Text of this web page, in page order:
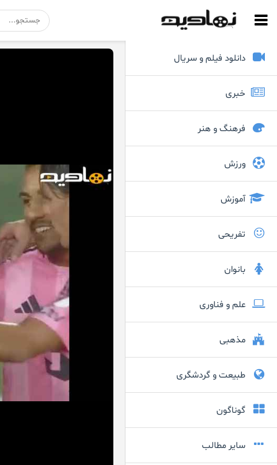
دانلود فیلم و سریال
خبری
فرهنگ و هنر
ورزش
آموزش
تفریحی
بانوان
علم و فناوری
مذهبی
طبیعت و گردشگری
گوناگون
سایر مطالب